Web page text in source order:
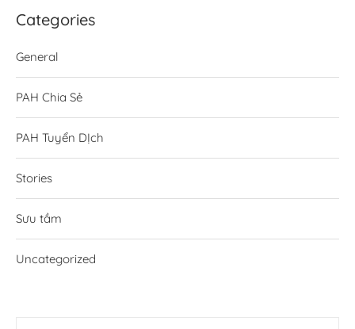
Categories
General
PAH Chia Sẻ
PAH Tuyển DỊch
Stories
Sưu tầm
Uncategorized